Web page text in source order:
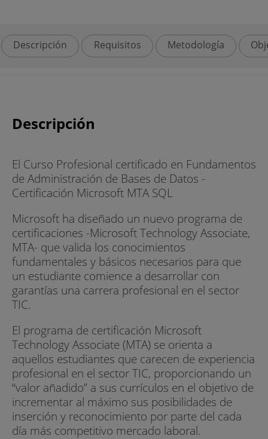
Descripción Requisitos Metodología
Descripción
El Curso Profesional certificado en Fundamentos
de Administración de Bases de Datos -
Certificación Microsoft MTA SQL
Microsoft ha diseñado un nuevo programa de
certificaciones -Microsoft Technology Associate,
MTA- que valida los conocimientos
fundamentales y básicos necesarios para que
un estudiante comience a desarrollar con
garantías una carrera profesional en el sector
TIC.
El programa de certificación Microsoft
Technology Associate (MTA) se orienta a
aquellos estudiantes que carecen de experiencia
profesional en el sector TIC, proporcionando un
“valor añadido” a sus currículos en el objetivo de
incrementar al máximo sus posibilidades de
inserción y reconocimiento por parte del cada
día más competitivo mercado laboral.